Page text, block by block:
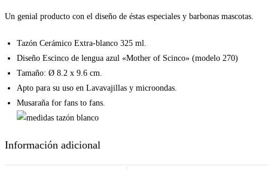
Un genial producto con el diseño de éstas especiales y barbonas mascotas.
Tazón Cerámico Extra-blanco 325 ml.
Diseño Escinco de lengua azul «Mother of Scinco» (modelo 270)
Tamaño: Ø 8.2 x 9.6 cm.
Apto para su uso en Lavavajillas y microondas.
Musaraña for fans to fans.
Información adicional